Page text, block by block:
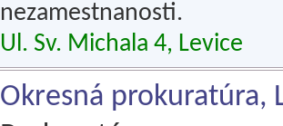
nezamestnanosti.
Ul. Sv. Michala 4, Levice
Okresná prokuratúra,